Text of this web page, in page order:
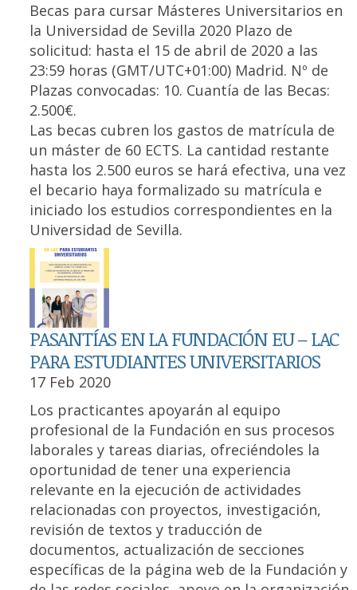
Becas para cursar Másteres Universitarios en
la Universidad de Sevilla 2020 Plazo de
solicitud: hasta el 15 de abril de 2020 a las
23:59 horas (GMT/UTC+01:00) Madrid. Nº de
Plazas convocadas: 10. Cuantía de las Becas:
2.500€.
Las becas cubren los gastos de matrícula de
un máster de 60 ECTS. La cantidad restante
hasta los 2.500 euros se hará efectiva, una vez
el becario haya formalizado su matrícula e
iniciado los estudios correspondientes en la
Universidad de Sevilla.
PASANTÍAS EN LA FUNDACIÓN EU – LAC
PARA ESTUDIANTES UNIVERSITARIOS
17 Feb 2020
Los practicantes apoyarán al equipo
profesional de la Fundación en sus procesos
laborales y tareas diarias, ofreciéndoles la
oportunidad de tener una experiencia
relevante en la ejecución de actividades
relacionadas con proyectos, investigación,
revisión de textos y traducción de
documentos, actualización de secciones
específicas de la página web de la Fundación y